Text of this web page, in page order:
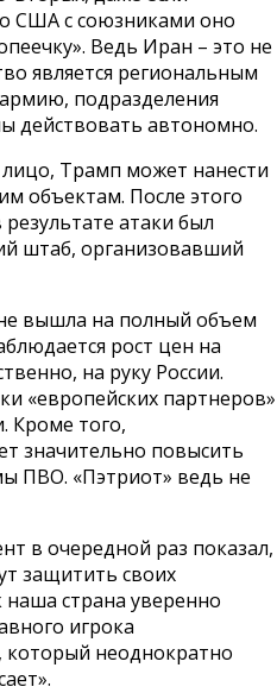
США с союзниками оно
Ведь Иран – это не
является региональным
подразделения
действовать автономно.
Трамп может нанести
объектам. После этого
атаки был
штаб, организовавший
вышла на полный объем
рост цен на
на руку России.
«европейских партнеров»
Кроме того,
значительно повысить
ПВО. «Пэтриот» ведь не
в очередной раз показал,
защитить своих
страна уверенно
игрока
который неоднократно